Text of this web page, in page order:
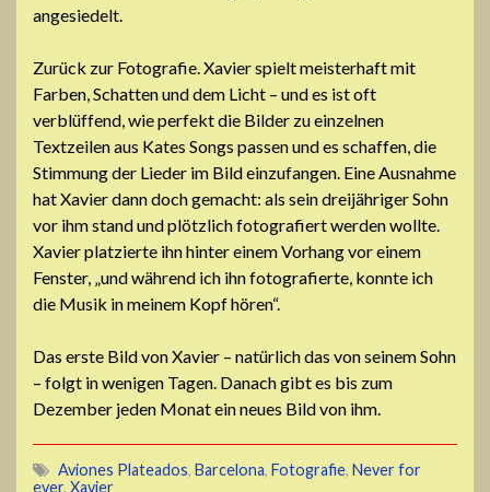
angesiedelt.
Zurück zur Fotografie. Xavier spielt meisterhaft mit
Farben, Schatten und dem Licht – und es ist oft
verblüffend, wie perfekt die Bilder zu einzelnen
Textzeilen aus Kates Songs passen und es schaffen, die
Stimmung der Lieder im Bild einzufangen. Eine Ausnahme
hat Xavier dann doch gemacht: als sein dreijähriger Sohn
vor ihm stand und plötzlich fotografiert werden wollte.
Xavier platzierte ihn hinter einem Vorhang vor einem
Fenster, „und während ich ihn fotografierte, konnte ich
die Musik in meinem Kopf hören“.
Das erste Bild von Xavier – natürlich das von seinem Sohn
– folgt in wenigen Tagen. Danach gibt es bis zum
Dezember jeden Monat ein neues Bild von ihm.
Aviones Plateados, Barcelona, Fotografie, Never for
ever, Xavier